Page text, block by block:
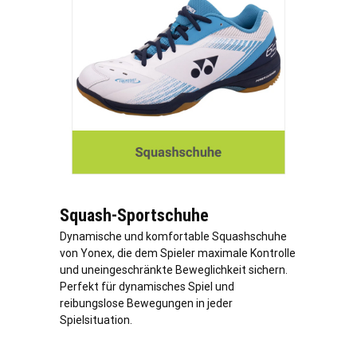
Squash-Sportschuhe
Dynamische und komfortable Squashschuhe
von Yonex, die dem Spieler maximale Kontrolle
und uneingeschränkte Beweglichkeit sichern.
Perfekt für dynamisches Spiel und
reibungslose Bewegungen in jeder
Spielsituation.